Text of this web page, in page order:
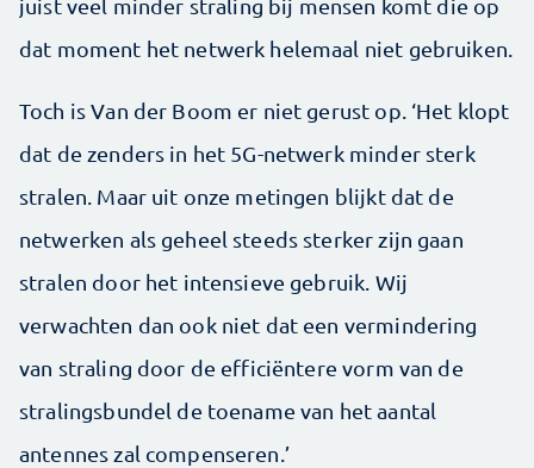
dat moment het netwerk helemaal niet gebruiken.
Toch is Van der Boom er niet gerust op. ‘Het klopt
dat de zenders in het 5G-netwerk minder sterk
stralen. Maar uit onze metingen blijkt dat de
netwerken als geheel steeds sterker zijn gaan
stralen door het intensieve gebruik. Wij
verwachten dan ook niet dat een vermindering
van straling door de efficiëntere vorm van de
stralingsbundel de toename van het aantal
antennes zal compenseren.’